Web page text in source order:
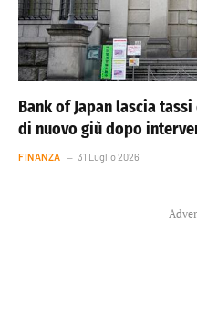
Bank of Japan lascia tassi
di nuovo giù dopo
FINANZA 31 Luglio 2026